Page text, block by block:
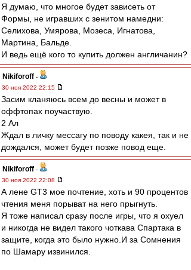
Я думаю, что многое будет зависеть от
Формы, не игравших с зенитом намедни:
Селихова, Умярова, Мозеса, Игнатова,
Мартина, Бальде.
И ведь ещё кого то купить должен англичанин?
Nikiforoff -
30 ноя 2022 22:15
Засим кланяюсь всем до весны и может в
оффтопах поучаствую.
2 Ал
Ждал в личку мессагу по поводу какея, так и не
дождался, может будет позже повод еще.
Nikiforoff -
30 ноя 2022 22:08
А лене GT3 мое почтение, хоть и 90 процентов
чтения меня порыват на него прыгнуть.
Я тоже написал сразу после игры, что я охуел
и никогда не видел такого чоткава Спартака в
защите, когда это было нужно.И за Сомнения
по Шамару извинился.